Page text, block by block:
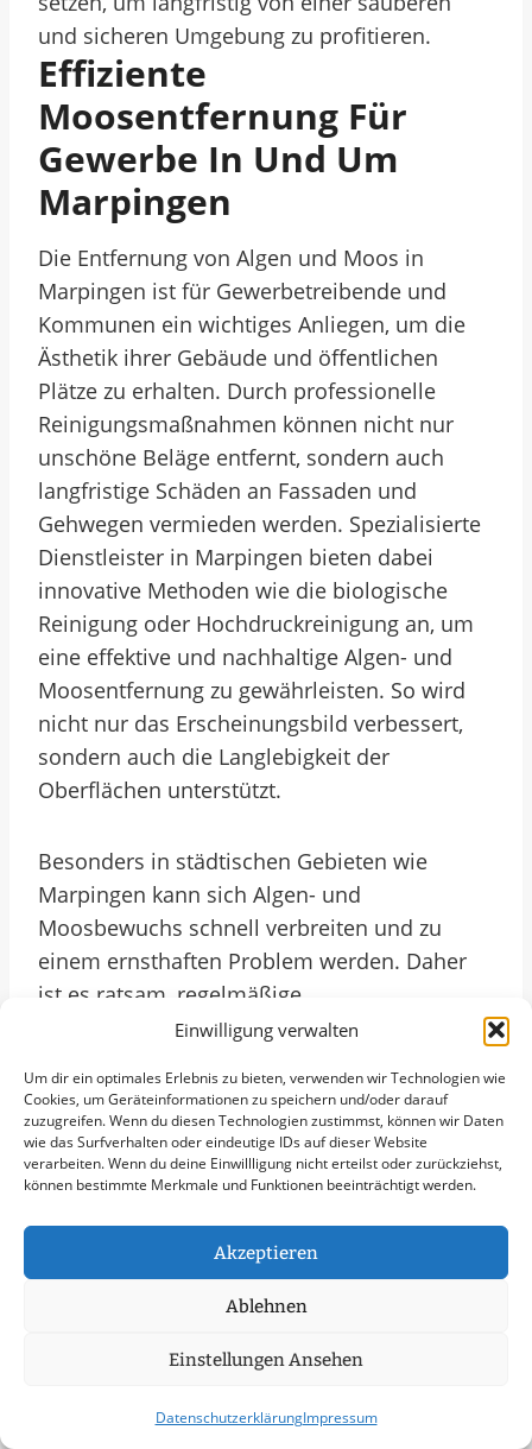
Einwilligung verwalten
Um dir ein optimales Erlebnis zu bieten, verwenden wir Technologien wie
Cookies, um Geräteinformationen zu speichern und/oder darauf
zuzugreifen. Wenn du diesen Technologien zustimmst, können wir Daten
wie das Surfverhalten oder eindeutige IDs auf dieser Website
verarbeiten. Wenn du deine Einwillligung nicht erteilst oder zurückziehst,
können bestimmte Merkmale und Funktionen beeinträchtigt werden.
Akzeptieren
Ablehnen
Einstellungen Ansehen
DatenschutzerklärungImpressum
und sicheren Umgebung zu profitieren.
Effiziente
Moosentfernung Für
Gewerbe In Und Um
Marpingen
Die Entfernung von Algen und Moos in
Marpingen ist für Gewerbetreibende und
Kommunen ein wichtiges Anliegen, um die
Ästhetik ihrer Gebäude und öffentlichen
Plätze zu erhalten. Durch professionelle
Reinigungsmaßnahmen können nicht nur
unschöne Beläge entfernt, sondern auch
langfristige Schäden an Fassaden und
Gehwegen vermieden werden. Spezialisierte
Dienstleister in Marpingen bieten dabei
innovative Methoden wie die biologische
Reinigung oder Hochdruckreinigung an, um
eine effektive und nachhaltige Algen- und
Moosentfernung zu gewährleisten. So wird
nicht nur das Erscheinungsbild verbessert,
sondern auch die Langlebigkeit der
Oberflächen unterstützt.
Besonders in städtischen Gebieten wie
Marpingen kann sich Algen- und
Moosbewuchs schnell verbreiten und zu
einem ernsthaften Problem werden. Daher
ist es ratsam, regelmäßige
Reinigungsintervalle einzuplanen, um eine
Durch den Einsatz umweltverträglicher
Reinigungsmittel und Technologien wird
nicht nur die Umwelt geschont, sondern auch
die Gesundheit von Passanten und
Bewohnern geschützt. In Marpingen stehen
professionelle Dienstleister bereit, um
individuelle Lösungen für die Algen- und
Verschönerung der Stadtlandschaft